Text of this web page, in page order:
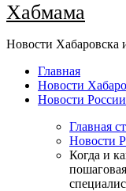
Хабмама
Новости Хабаровска
Главная
Новости
Новости России
Главная
Новости
Когда и